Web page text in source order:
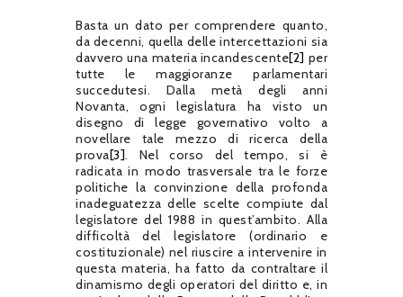
Basta un dato per comprendere quanto,
da decenni, quella delle intercettazioni sia
davvero una materia incandescente[2] per
tutte le maggioranze parlamentari
succedutesi. Dalla metà degli anni
Novanta, ogni legislatura ha visto un
disegno di legge governativo volto a
novellare tale mezzo di ricerca della
prova[3]. Nel corso del tempo, si è
radicata in modo trasversale tra le forze
politiche la convinzione della profonda
inadeguatezza delle scelte compiute dal
legislatore del 1988 in quest’ambito. Alla
difficoltà del legislatore (ordinario e
costituzionale) nel riuscire a intervenire in
questa materia, ha fatto da contraltare il
dinamismo degli operatori del diritto e, in